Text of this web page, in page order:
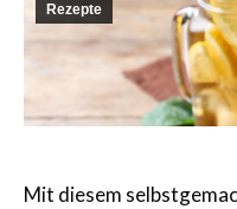
Rezepte
Mit diesem